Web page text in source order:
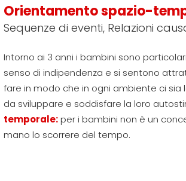
Orientamento spazio-
Sequenze di eventi, Relazioni
Intorno ai 3 anni i bambini sono
senso di indipendenza e si sentono
fare in modo che in ogni ambiente ci sia
da sviluppare e soddisfare la loro
temporale: per i bambini non è un
mano lo scorrere del tempo.